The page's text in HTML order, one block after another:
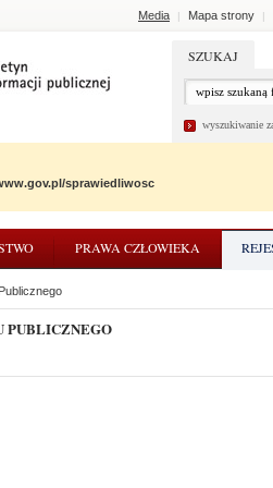
Media | Mapa strony |
SZUKAJ
wyszukiwanie
sprawiedliwosc
PRAWA CZŁOWIEKA
PUBLICZNEGO